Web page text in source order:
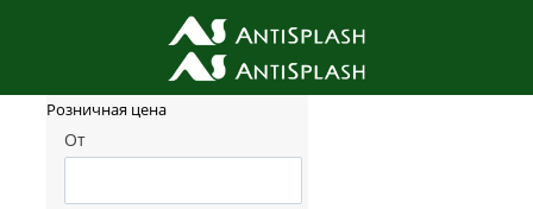
Фильтр товаров
Розничная цена
От